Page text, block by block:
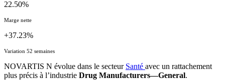
22.50%
Marge nette
+37.23%
Variation 52 semaines
NOVARTIS N évolue dans le secteur Santé avec un rattachement
plus précis à l’industrie Drug Manufacturers—General.